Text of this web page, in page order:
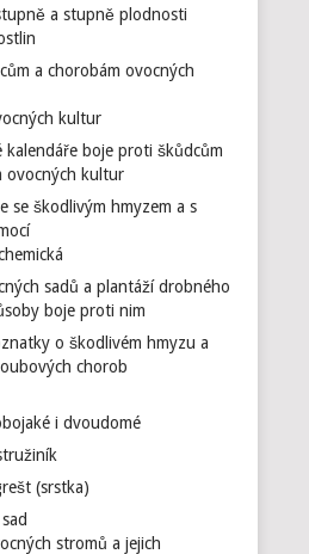
a stupně plodnosti
a chorobám ovocných
kultur
kalendáře boje proti škůdcům
ovocných kultur
se škodlivým hmyzem a s
sadů a plantáží drobného
boje proti nim
o škodlivém hmyzu a
chorob
i dvoudomé
(srstka)
stromů a jejich